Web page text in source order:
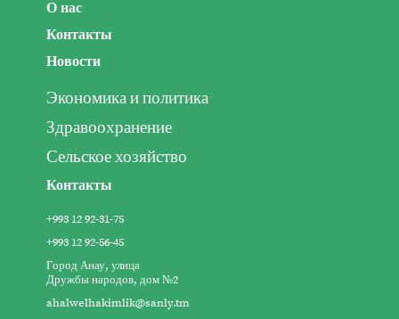
О нас
Контакты
Новости
Экономика и политика
Здравоохранение
Сельское хозяйство
Контакты
+993 12 92-31-75
+993 12 92-56-45
Город Анау, улица
Дружбы народов, дом №2
ahalwelhakimlik@sanly.tm